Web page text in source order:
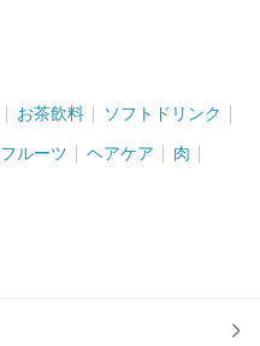
お茶飲料 ソフトドリンク
フルーツ ヘアケア 肉